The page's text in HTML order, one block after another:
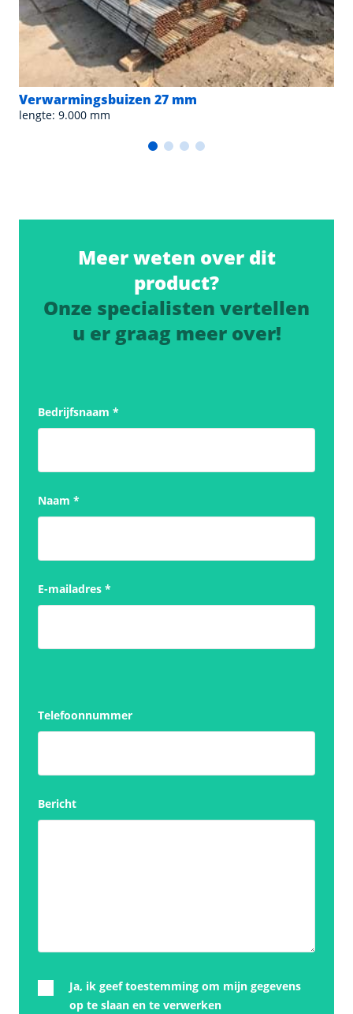
Verwarmingsbuizen 27 mm
lengte: 9.000 mm
Meer weten over dit
product?
Onze specialisten vertellen
u er graag meer over!
Bedrijfsnaam *
Naam *
E-mailadres *
Telefoonnummer
Bericht
Ja, ik geef toestemming om mijn gegevens
op te slaan en te verwerken